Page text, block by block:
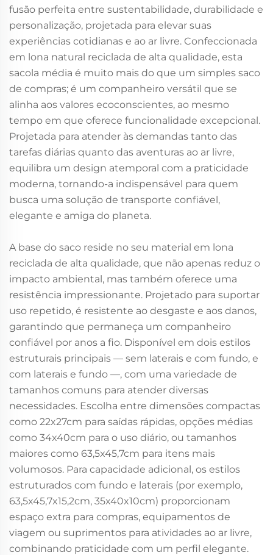
fusão perfeita entre sustentabilidade, durabilidade e
personalização, projetada para elevar suas
experiências cotidianas e ao ar livre. Confeccionada
em lona natural reciclada de alta qualidade, esta
sacola média é muito mais do que um simples saco
de compras; é um companheiro versátil que se
alinha aos valores ecoconscientes, ao mesmo
tempo em que oferece funcionalidade excepcional.
Projetada para atender às demandas tanto das
tarefas diárias quanto das aventuras ao ar livre,
equilibra um design atemporal com a praticidade
moderna, tornando-a indispensável para quem
busca uma solução de transporte confiável,
elegante e amiga do planeta.
A base do saco reside no seu material em lona
reciclada de alta qualidade, que não apenas reduz o
impacto ambiental, mas também oferece uma
resistência impressionante. Projetado para suportar
uso repetido, é resistente ao desgaste e aos danos,
garantindo que permaneça um companheiro
confiável por anos a fio. Disponível em dois estilos
estruturais principais — sem laterais e com fundo, e
com laterais e fundo —, com uma variedade de
tamanhos comuns para atender diversas
necessidades. Escolha entre dimensões compactas
como 22x27cm para saídas rápidas, opções médias
como 34x40cm para o uso diário, ou tamanhos
maiores como 63,5x45,7cm para itens mais
volumosos. Para capacidade adicional, os estilos
estruturados com fundo e laterais (por exemplo,
63,5x45,7x15,2cm, 35x40x10cm) proporcionam
espaço extra para compras, equipamentos de
viagem ou suprimentos para atividades ao ar livre,
combinando praticidade com um perfil elegante.